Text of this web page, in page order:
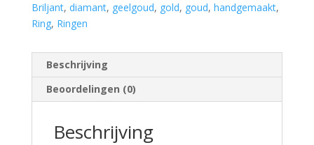
Briljant, diamant, geelgoud, gold, goud, handgemaakt,
Ring, Ringen
Beschrijving
Beoordelingen (0)
Beschrijving